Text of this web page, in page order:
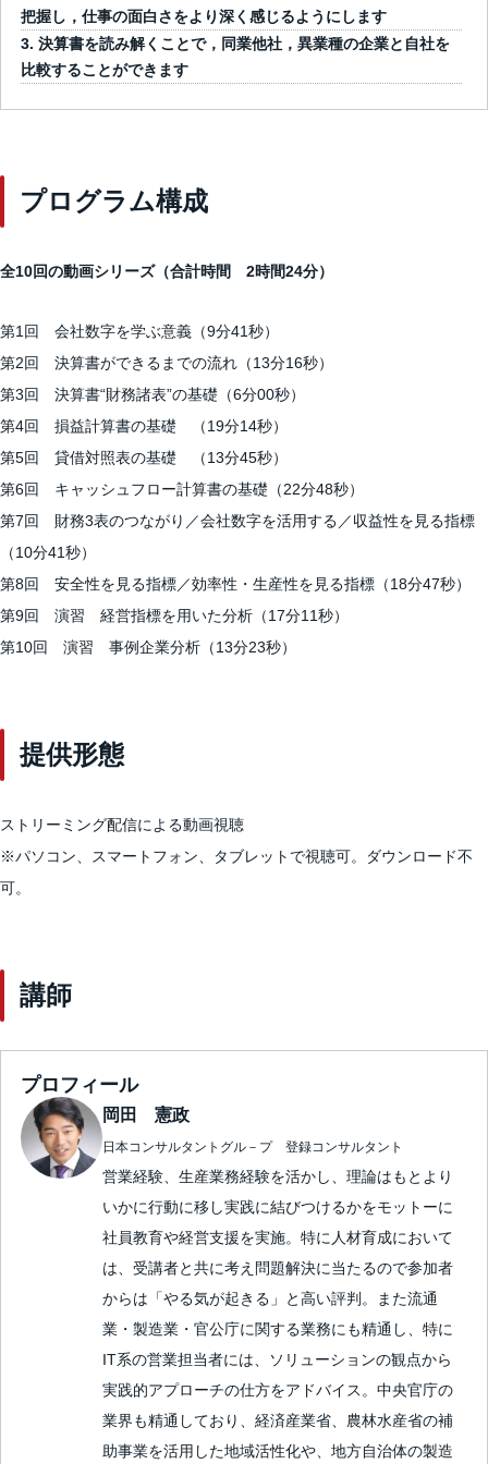
把握し，仕事の面白さをより深く感じるようにします
決算書を読み解くことで，同業他社，異業種の企業と自社を
比較することができます
プログラム構成
全10回の動画シリーズ（合計時間 2時間24分）
第1回 会社数字を学ぶ意義（9分41秒）
第2回 決算書ができるまでの流れ（13分16秒）
第3回 決算書“財務諸表”の基礎（6分00秒）
第4回 損益計算書の基礎 （19分14秒）
第5回 貸借対照表の基礎 （13分45秒）
第6回 キャッシュフロー計算書の基礎（22分48秒）
第7回 財務3表のつながり／会社数字を活用する／収益性を見る指標
（10分41秒）
第8回 安全性を見る指標／効率性・生産性を見る指標（18分47秒）
第9回 演習 経営指標を用いた分析（17分11秒）
第10回 演習 事例企業分析（13分23秒）
提供形態
ストリーミング配信による動画視聴
※パソコン、スマートフォン、タブレットで視聴可。ダウンロード不
可。
講師
プロフィール
岡田 憲政
日本コンサルタントグル－プ 登録コンサルタント
営業経験、生産業務経験を活かし、理論はもとより
いかに行動に移し実践に結びつけるかをモットーに
社員教育や経営支援を実施。特に人材育成において
は、受講者と共に考え問題解決に当たるので参加者
からは「やる気が起きる」と高い評判。また流通
業・製造業・官公庁に関する業務にも精通し、特に
IT系の営業担当者には、ソリューションの観点から
実践的アプローチの仕方をアドバイス。中央官庁の
業界も精通しており、経済産業省、農林水産省の補
助事業を活用した地域活性化や、地方自治体の製造